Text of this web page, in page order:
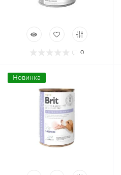
0
Новинка